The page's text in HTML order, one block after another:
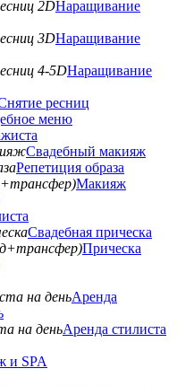
Наращивание
Наращивание
Наращивание
ресниц
меню
Свадебный макияж
Репетиция образа
Макияж
Свадебная прическа
Прическа
Аренда
Аренда стилиста
и SPA